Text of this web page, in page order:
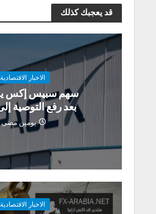
قد يعجبك كذلك
الاخبار الاقتصادية
بعد رفع التوصية
يومين مضى
الاخبار الاقتصادية